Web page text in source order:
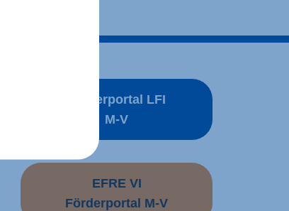
Förderportal LFI
M-V
EFRE VI
Förderportal M-V